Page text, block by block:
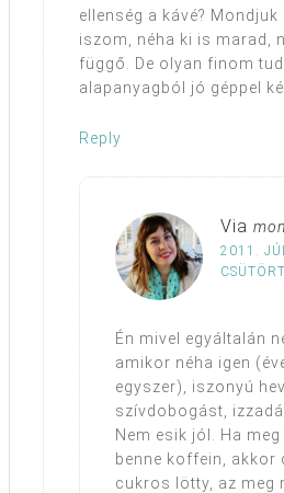
ellenség a kávé?
iszom, néha ki is marad,
függő. De olyan finom
alapanyagból jó géppel
Reply
Via
2011.
Én mivel egyáltalán
amikor néha igen
egyszer), iszonyú
szívdobogást,
Nem esik jól. Ha
benne koffein, akkor
cukros lötty, az meg